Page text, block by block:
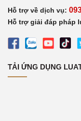
Hỗ trợ về dịch vụ:
Hỗ trợ giải đáp pháp
TẢI ỨNG DỤNG